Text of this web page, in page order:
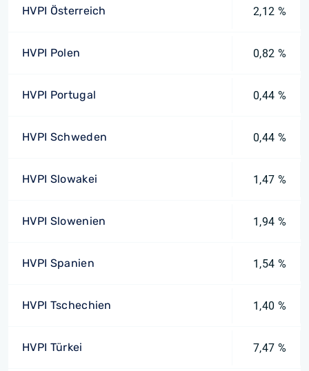
HVPI Österreich 2,12 %
HVPI Polen 0,82 %
HVPI Portugal 0,44 %
HVPI Schweden 0,44 %
HVPI Slowakei 1,47 %
HVPI Slowenien 1,94 %
HVPI Spanien 1,54 %
HVPI Tschechien 1,40 %
HVPI Türkei 7,47 %